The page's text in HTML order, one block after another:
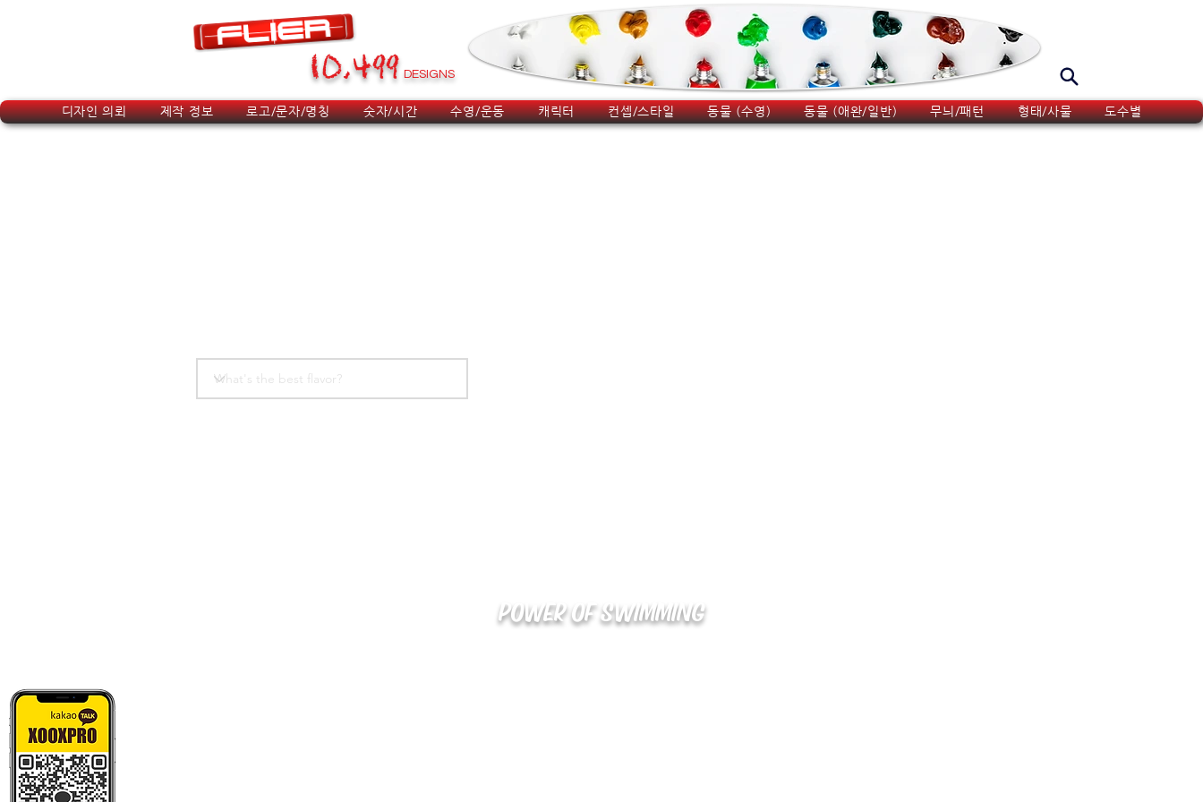
10,499 DESIGNS
디자인 의뢰 제작 정보 로고/문자/명칭 숫자/시간 수영/운동 캐릭터 컨셉/스타일 동물 (수영) 동물 (애완/일반) 무늬/패턴 형태/사물 도수별
POWER OF SWIMMING